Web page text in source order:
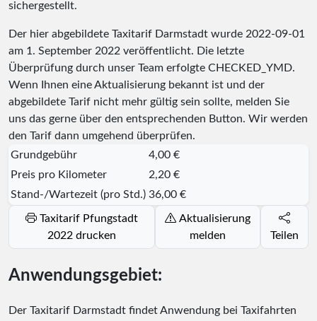
sichergestellt.
Der hier abgebildete Taxitarif Darmstadt wurde 2022-09-01
am 1. September 2022 veröffentlicht. Die letzte
Überprüfung durch unser Team erfolgte CHECKED_YMD.
Wenn Ihnen eine Aktualisierung bekannt ist und der
abgebildete Tarif nicht mehr gültig sein sollte, melden Sie
uns das gerne über den entsprechenden Button. Wir werden
den Tarif dann umgehend überprüfen.
Grundgebühr
4,00 €
Preis pro Kilometer
2,20 €
Stand-/Wartezeit (pro Std.) 36,00 €
Taxitarif Pfungstadt
2022 drucken
Aktualisierung
melden
Teilen
Anwendungsgebiet:
Der Taxitarif Darmstadt findet Anwendung bei Taxifahrten